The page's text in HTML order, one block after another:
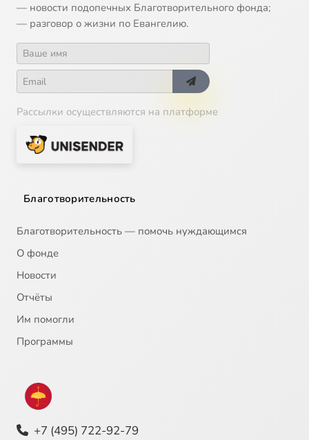
— новости подопечных Благотворительного фонда;
— разговор о жизни по Евангелию.
Рассылки осуществляются на платформе
Благотворительность
Благотворительность — помочь нуждающимся
О фонде
Новости
Отчёты
Им помогли
Программы
+7 (495) 722-92-79